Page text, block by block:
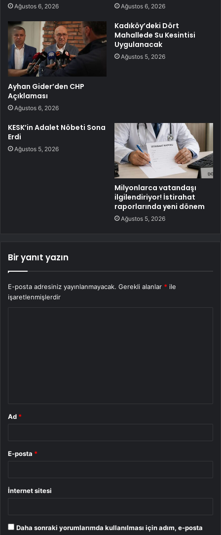
Ağustos 6, 2026 Ağustos 6, 2026
Ayhan Gider’den CHP
Açıklaması
Ağustos 6, 2026
Kadıköy’deki Dört
Mahallede Su Kesintisi
Uygulanacak
Ağustos 5, 2026
KESK’in Adalet Nöbeti Sona
Erdi
Ağustos 5, 2026
Milyonlarca vatandaşı
ilgilendiriyor! İstirahat
raporlarında yeni dönem
Ağustos 5, 2026
Bir yanıt yazın
E-posta adresiniz yayınlanmayacak. Gerekli alanlar * ile
işaretlenmişlerdir
Ad *
E-posta *
İnternet sitesi
Daha sonraki yorumlarımda kullanılması için adım, e-posta